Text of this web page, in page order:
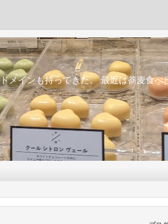
メインも持ってきた。 最近は蕎麦食べ